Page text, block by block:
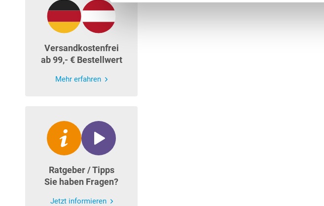
Versandkostenfrei
ab 99,- € Bestellwert
Mehr erfahren
Ratgeber / Tipps
Sie haben Fragen?
Jetzt informieren